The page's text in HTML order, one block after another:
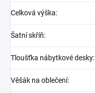
Celková výška:
Šatní skříň:
Tloušťka nábytkové desky:
Věšák na oblečení: